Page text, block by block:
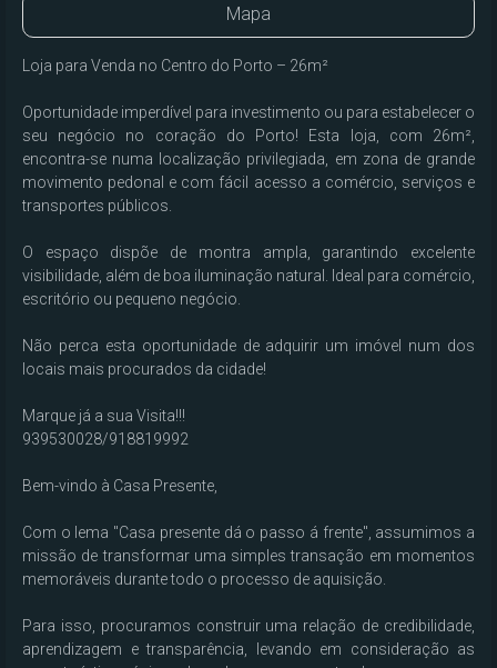
Mapa
Loja para Venda no Centro do Porto – 26m²
Oportunidade imperdível para investimento ou para estabelecer o
seu negócio no coração do Porto! Esta loja, com 26m²,
encontra-se numa localização privilegiada, em zona de grande
movimento pedonal e com fácil acesso a comércio, serviços e
transportes públicos.
O espaço dispõe de montra ampla, garantindo excelente
visibilidade, além de boa iluminação natural. Ideal para comércio,
escritório ou pequeno negócio.
Não perca esta oportunidade de adquirir um imóvel num dos
locais mais procurados da cidade!
Marque já a sua Visita!!!
939530028/918819992
Bem-vindo à Casa Presente,
Com o lema "Casa presente dá o passo á frente", assumimos a
missão de transformar uma simples transação em momentos
memoráveis durante todo o processo de aquisição.
Para isso, procuramos construir uma relação de credibilidade,
aprendizagem e transparência, levando em consideração as